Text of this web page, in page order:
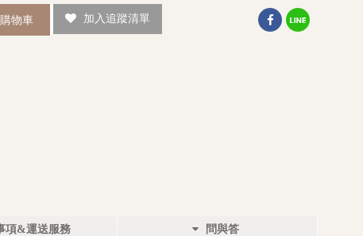
物車 加入追蹤清單
項&運送服務 問與答